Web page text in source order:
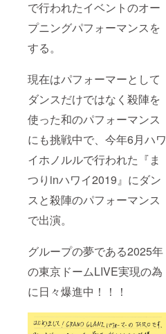
で行われたイベントのオー
プニングパフォーマンスを
する。
現在はパフォーマーとして
ダンスだけではなく殺陣を
使った和のパフォーマンス
にも挑戦中で、今年6月ハワ
イホノルルで行われた『ま
つりinハワイ2019』にダン
スと殺陣のパフォーマンス
で出演。
グループの夢である2025年
の東京ドームLIVE実現の為
に日々爆進中！！！